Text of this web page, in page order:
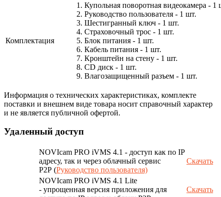
Комплектация
1. Купольная поворотная видеокамера - 1
2. Руководство пользователя - 1 шт.
3. Шестигранный ключ - 1 шт.
4. Страховочный трос - 1 шт.
5. Блок питания - 1 шт.
6. Кабель питания - 1 шт.
7. Кронштейн на стену - 1 шт.
8. CD диск - 1 шт.
9. Влагозащищенный разъем - 1 шт.
Информация о технических характеристиках, комплекте
поставки и внешнем виде товара носит справочный характер
и не является публичной офертой.
Удаленный доступ
NOVIcam PRO iVMS 4.1 - доступ как по IP
адресу, так и через облачный сервис
P2P (Руководство пользователя)
Скачать
NOVIcam PRO iVMS 4.1 Lite
- упрощенная версия приложения для
Скачать